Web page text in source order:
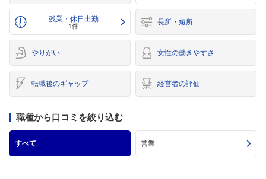
残業・休日出勤
1件 長所・短所
やりがい 女性の働きやすさ
転職後のギャップ 経営者の評価
職種から口コミを絞り込む
すべて 営業